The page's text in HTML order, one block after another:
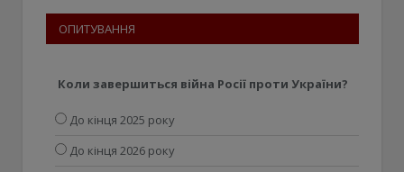
ОПИТУВАННЯ
Коли завершиться війна Росії проти України?
До кінця 2025 року
До кінця 2026 року